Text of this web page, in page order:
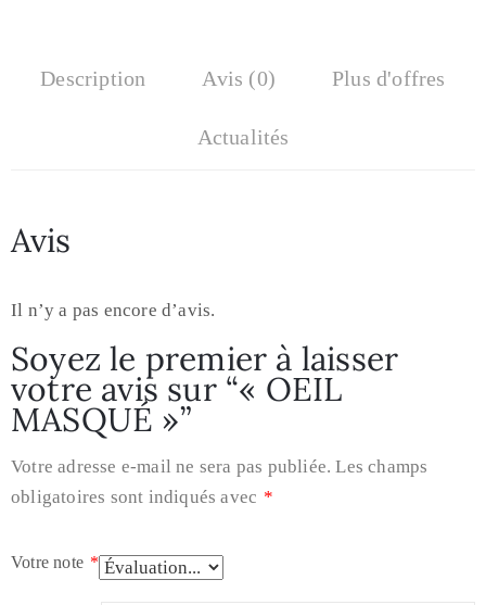
Description Avis (0) Plus d'offres
Actualités
Avis
Il n’y a pas encore d’avis.
Soyez le premier à laisser
votre avis sur “« OEIL
MASQUÉ »”
Votre adresse e-mail ne sera pas publiée. Les champs
obligatoires sont indiqués avec *
Votre note *